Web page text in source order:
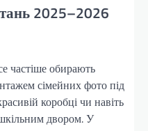
2025–2026
частіше обирають
сімейних фото під
коробці чи навіть
двором. У